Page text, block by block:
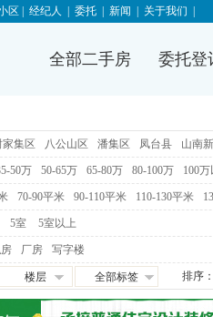
区 经纪人 委托 新闻 关于我们
全部二手房 委托登
家集区 八公山区 潘集区 凤台县 山南
50万 50-65万 65-80万 80-100万 100
70-90平米 90-110平米 110-130平米
5室 5室以上
厂房 写字楼
楼层
中层
全部标签
满五唯一
排序